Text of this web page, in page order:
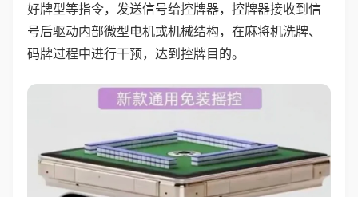
好牌型等指令，发送信号给控牌器，控牌器接收到信
号后驱动内部微型电机或机械结构，在麻将机洗牌、
码牌过程中进行干预，达到控牌目的。